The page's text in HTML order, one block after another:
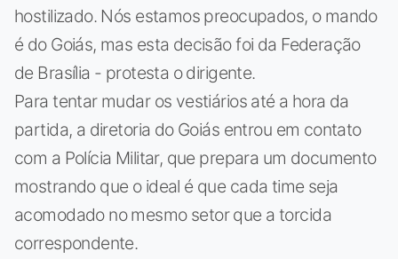
hostilizado. Nós estamos preocupados, o mando
é do Goiás, mas esta decisão foi da Federação
de Brasília - protesta o dirigente.
Para tentar mudar os vestiários até a hora da
partida, a diretoria do Goiás entrou em contato
com a Polícia Militar, que prepara um documento
mostrando que o ideal é que cada time seja
acomodado no mesmo setor que a torcida
correspondente.